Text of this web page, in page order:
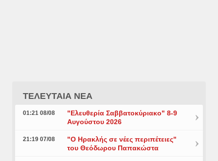
ΤΕΛΕΥΤΑΙΑ ΝΕΑ
01:21 08/08
"Ελευθερία Σαββατοκύριακο" 8-9
Αυγούστου 2026
21:19 07/08
"Ο Ηρακλής σε νέες περιπέτειες"
του Θεόδωρου Παπακώστα